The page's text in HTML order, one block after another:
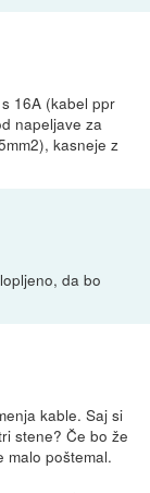
16A (kabel ppr
napeljave za
kasneje z
da bo
kable. Saj si
stene? Če bo že
malo poštemal.